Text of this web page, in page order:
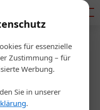
für essenzielle
Zustimmung – für
Werbung.
Sie in unserer
.
& Hotel
Sie jetzt